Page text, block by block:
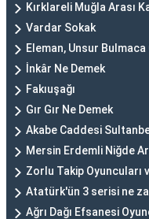
Kırklareli Muğla Arası
Vardar Sokak
Eleman, Unsur Bulmaca
İnkâr Ne Demek
Fakıuşağı
Gır Gır Ne Demek
Akabe Caddesi
Mersin Erdemli Niğde
Zorlu Takip Oyuncuları
Atatürk'ün 3 serisi ne
Ağrı Dağı Efsanesi